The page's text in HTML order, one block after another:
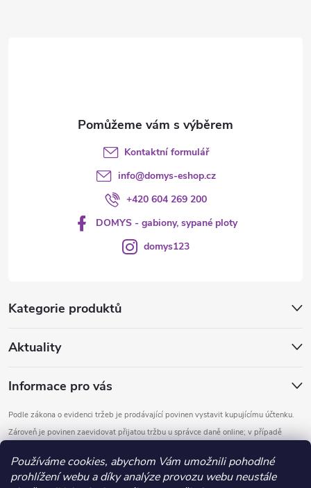
Používáme cookies, abychom Vám umožnili pohodlné
prohlížení webu a díky analýze provozu webu neustále
Kategorie produktů
Aktuality
Informace pro vás
Podle zákona o evidenci tržeb je prodávající povinen vystavit kupujícímu účtenku.
Zároveň je povinen zaevidovat přijatou tržbu u správce daně online; v případě
Kontaktní formulář
info@domys-eshop.cz
+420 604 269 200
DOMYS - gabiony, sypané ploty
domys123